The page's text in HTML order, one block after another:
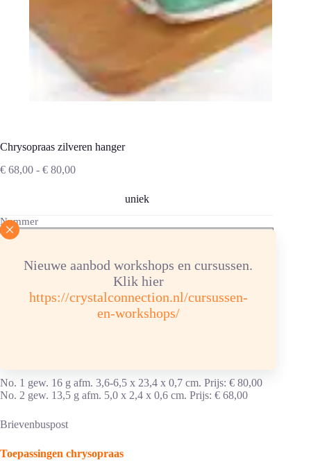
Nieuwe aanbod workshops en cursussen.
Klik hier
https://crystalconnection.nl/cursussen-
en-workshops/
Chrysopraas zilveren hanger
€ 68,00 - € 80,00Prijsklasse:
uniek
Nummer
Toevoegen aan winkelwagen
No. 1 gew. 16 g afm. 3,6-6,5 x 23,4 x 0,7 cm. Prijs: € 80,00
No. 2 gew. 13,5 g afm. 5,0 x 2,4 x 0,6 cm. Prijs: € 68,00
Brievenbuspost
Toepassingen chrysopraas